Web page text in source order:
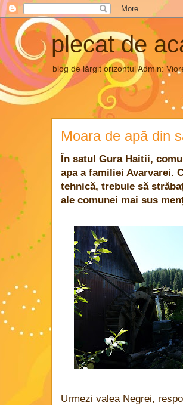
plecat de
blog de lărgit orizontul Admin:
Moara de apă din
În satul Gura Haitii,
apa a familiei Avarvarei.
tehnică, trebuie să
ale comunei mai sus
Urmezi valea Negrei,